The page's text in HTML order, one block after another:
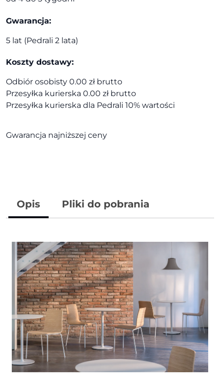
Gwarancja:
5 lat (Pedrali 2 lata)
Koszty dostawy:
Odbiór osobisty 0.00 zł brutto
Przesyłka kurierska 0.00 zł brutto
Przesyłka kurierska dla Pedrali 10% wartości
Gwarancja najniższej ceny
Opis Pliki do pobrania